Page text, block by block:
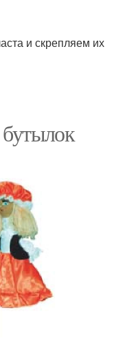
и скрепляем их